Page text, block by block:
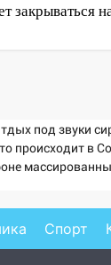
закрываться
под звуки
происходит в
Спорт